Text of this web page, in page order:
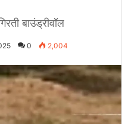
बाउंड्रीवॉल
0 2,004